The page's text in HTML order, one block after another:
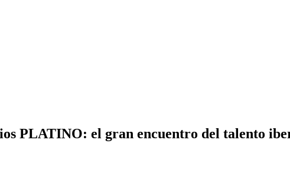
PLATINO: el gran encuentro del talento